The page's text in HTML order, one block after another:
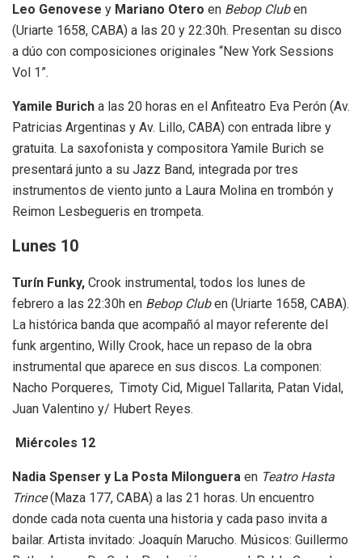
Leo Genovese y Mariano Otero en Bebop Cluben
(Uriarte 1658, CABA) a las 20 y 22:30h. Presentan su disco
a dúo con composiciones originales “New York Sessions
Vol 1”.
Yamile Burich a las 20 horas en el Anfiteatro Eva Perón (Av.
Patricias Argentinas y Av. Lillo, CABA) con entrada libre y
gratuita. La saxofonista y compositora Yamile Burich se
presentará junto a su Jazz Band, integrada por tres
instrumentos de viento junto a Laura Molina en trombón y
Reimon Lesbegueris en trompeta.
Lunes 10
Turín Funky, Crook instrumental, todos los lunes de
febrero a las 22:30h en Bebop Cluben (Uriarte 1658, CABA).
La histórica banda que acompañó al mayor referente del
funk argentino, Willy Crook, hace un repaso de la obra
instrumental que aparece en sus discos. La componen:
Nacho Porqueres, Timoty Cid, Miguel Tallarita, Patan Vidal,
Juan Valentino y/ Hubert Reyes.
Miércoles 12
Nadia Spenser y La Posta Milonguera en Teatro Hasta
Trince(Maza 177, CABA) a las 21 horas. Un encuentro
donde cada nota cuenta una historia y cada paso invita a
bailar. Artista invitado: Joaquín Marucho. Músicos: Guillermo